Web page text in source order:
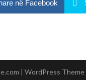
në Facebook
| WordPress Theme